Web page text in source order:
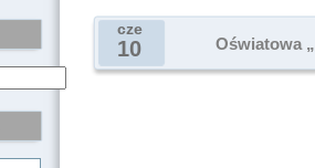
cze
10 Oświatowa